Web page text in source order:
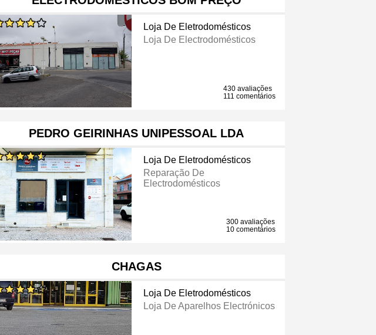
Loja De Eletrodomésticos
Loja De Electrodomésticos
430 avaliações
111 comentários
PEDRO GEIRINHAS UNIPESSOAL LDA
Loja De Eletrodomésticos
Reparação De
Electrodomésticos
300 avaliações
10 comentários
CHAGAS
Loja De Eletrodomésticos
Loja De Aparelhos Electrónicos